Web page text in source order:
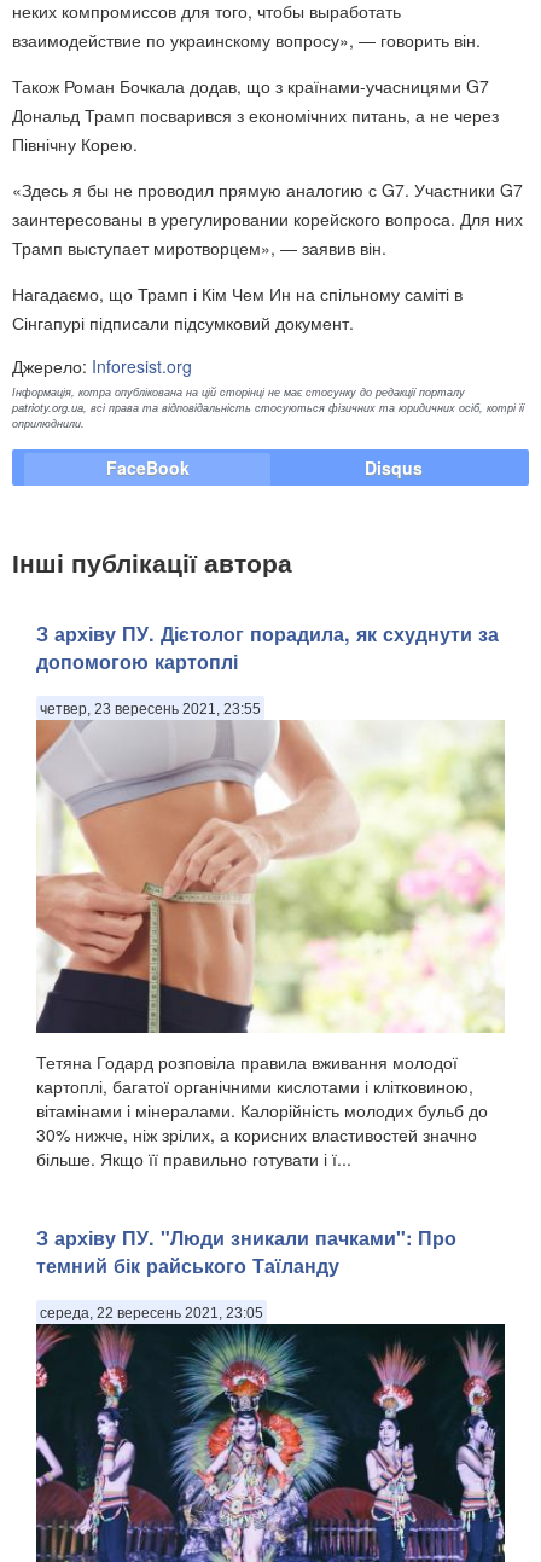
неких компромиссов для того, чтобы выработать
взаимодействие по украинскому вопросу», — говорить він.
Також Роман Бочкала додав, що з країнами-учасницями G7
Дональд Трамп посварився з економічних питань, а не через
Північну Корею.
«Здесь я бы не проводил прямую аналогию с G7. Участники G7
заинтересованы в урегулировании корейского вопроса. Для них
Трамп выступает миротворцем», — заявив він.
Нагадаємо, що Трамп і Кім Чем Ин на спільному саміті в
Сінгапурі підписали підсумковий документ.
Джерело: Inforesist.org
Інформація, котра опублікована на цій сторінці не має стосунку до редакції порталу
patrioty.org.ua, всі права та відповідальність стосуються фізичних та юридичних осіб, котрі її
оприлюднили.
FaceBook Disqus
Інші публікації автора
З архіву ПУ. Дієтолог порадила, як схуднути за
допомогою картоплі
четвер, 23 вересень 2021, 23:55
Тетяна Годард розповіла правила вживання молодої
картоплі, багатої органічними кислотами і клітковиною,
вітамінами і мінералами. Калорійність молодих бульб до
30% нижче, ніж зрілих, а корисних властивостей значно
більше. Якщо її правильно готувати і ї...
З архіву ПУ. "Люди зникали пачками": Про
темний бік райського Таїланду
середа, 22 вересень 2021, 23:05